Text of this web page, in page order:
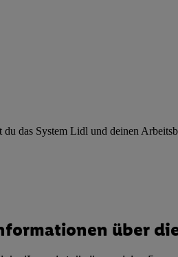
das System Lidl und deinen
über
von Geräten anhand automatisch
Messung der Werbeleistung.